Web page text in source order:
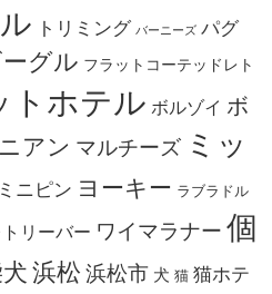
トリミング バーニーズ パグ
ーグル フラットコーテッドレト
トホテル ボルゾイ ボ
アン マルチーズ ミッ
ミニピン ヨーキー ラブラドル
リーバー ワイマラナー 個
浜松 浜松市 犬 猫 猫ホテ